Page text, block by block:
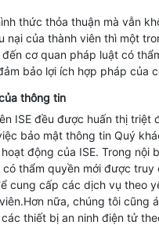
thức thỏa thuận mà vẫn
nại của thành viên thì một
cơ quan pháp luật có
bảo lợi ích hợp pháp của
thông tin
ISE đều được huấn thị triệt
bảo mật thông tin Quý
động của ISE. Trong nội
có thẩm quyền mới được truy
cung cấp các dịch vụ theo
nữa, chúng tôi cũng
thiết bị an ninh điện tử